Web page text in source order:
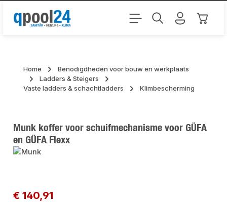
Ga naar de hoofdinhoud
Home
Benodigdheden voor bouw en werkplaats
Ladders & Steigers
Vaste ladders & schachtladders
Klimbescherming
Munk koffer voor schuifmechanisme voor GÜFA
en GÜFA Flexx
Normale prijs:
€ 140,91